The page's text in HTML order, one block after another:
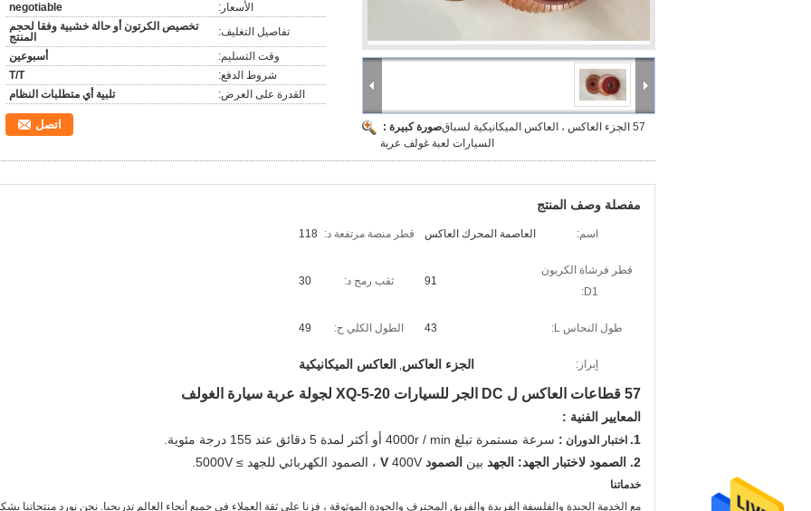
صورة كبيرة :57 الجزء العاكس ، العاكس الميكانيكية لسباق
السيارات لعبة غولف عربة
الأسعار:
negotiable
تفاصيل التغليف:
تخصيص الكرتون أو حالة خشبية وفقا لحجم
المنتج
وقت التسليم:
أسبوعين
شروط الدفع:
T/T
القدرة على العرض:
تلبية أي متطلبات النظام
اتصل
مفصلة وصف المنتج
اسم: العاصمة المحرك العاكس قطر منصة مرتفعة د: 118
قطر فرشاة الكربون
D1:
91 ثقب رمح د: 30
طول النحاس L: 43 الطول الكلي ح: 49
إبراز: الجزء العاكس, العاكس الميكانيكية
57 قطاعات العاكس ل DC الجر للسيارات XQ-5-20 لجولة عربة سيارة الغولف
المعايير الفنية :
1.
اختبار الدوران : سرعة مستمرة تبلغ 4000r / min أو أكثر لمدة 5 دقائق عند 155 درجة مئوية.
2. الصمود لاختبار الجهد: الجهد
بين الصمود V 400V ، الصمود الكهربائي للجهد ≥ 5000V.
خدماتنا
مع الخدمة الجيدة والفلسفة الفريدة والفريق المحترف والجودة الموثوقة ، فزنا على ثقة العملاء في جميع أنحاء العالم تدريجيا. نحن نورد منتجاتنا